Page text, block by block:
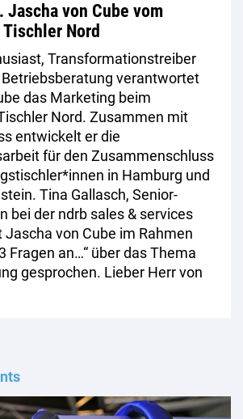
Jascha von Cube vom
Tischler Nord
Transformationstreiber
verantwortet
das Marketing beim
Nord. Zusammen mit
entwickelt er die
für den Zusammenschluss
in Hamburg und
Tina Gallasch, Senior-
bei der ndrb sales & services
Jascha von Cube im Rahmen
Fragen an…“ über das Thema
gesprochen. Lieber Herr von